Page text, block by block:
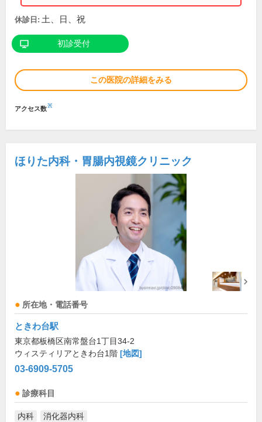
休診日: 土、日、祝
初診受付
この医院の詳細をみる
アクセス数※
ほりた内科・胃腸内視鏡クリニック
所在地・電話番号
ときわ台駅
東京都板橋区南常盤台1丁目34-2
ウィスティリアときわ台1階 [地図]
03-6909-5705
診療科目
内科 消化器内科